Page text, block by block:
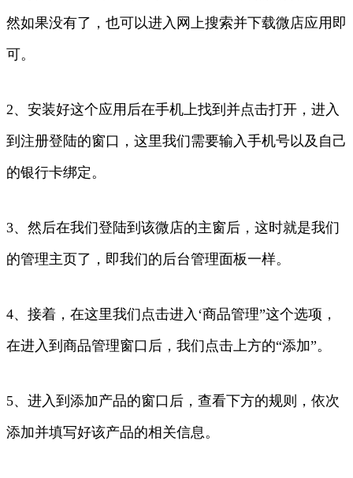
然如果没有了，也可以进入网上搜索并下载微店应用即
可。
2、安装好这个应用后在手机上找到并点击打开，进入
到注册登陆的窗口，这里我们需要输入手机号以及自己
的银行卡绑定。
3、然后在我们登陆到该微店的主窗后，这时就是我们
的管理主页了，即我们的后台管理面板一样。
4、接着，在这里我们点击进入‘商品管理”这个选项，
在进入到商品管理窗口后，我们点击上方的“添加”。
5、进入到添加产品的窗口后，查看下方的规则，依次
添加并填写好该产品的相关信息。